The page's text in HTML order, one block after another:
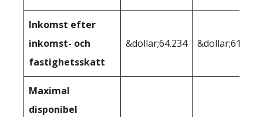
Inkomst efter
inkomst- och
fastighetsskatt
&dollar;64.234 &dollar;61.382
Maximal
disponibel